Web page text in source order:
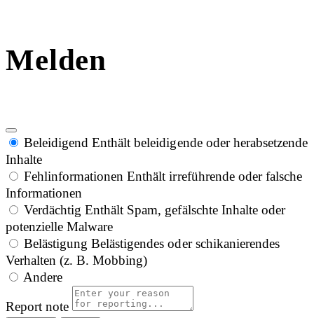
Melden
Beleidigend Enthält beleidigende oder herabsetzende
Inhalte
Fehlinformationen Enthält irreführende oder falsche
Informationen
Verdächtig Enthält Spam, gefälschte Inhalte oder
potenzielle Malware
Belästigung Belästigendes oder schikanierendes
Verhalten (z. B. Mobbing)
Andere
Report note